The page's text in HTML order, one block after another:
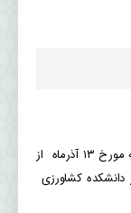
مراسم عزاداری حضرت فاطمه زهرا (س) روز سه‌شنبه مورخ ۱۳ آذرماه از
در دانشکده کشاورزی